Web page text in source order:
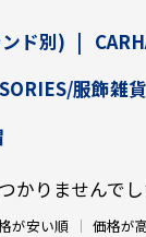
ド別) |
服飾雑貨
かりませんで
が安い順 価格が